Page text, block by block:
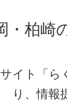
・柏崎
イト「ら
り、情報